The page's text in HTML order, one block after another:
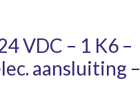
VDC – 1 K6 –
aansluiting –